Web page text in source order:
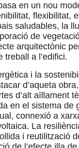
en un nou
flexibilitat,
saludables, la
de
arquitectònic
treball a l’edifici.
i la
d’aqueta
d’alt aïllament
en el sistema de
connexió a
La
i reutilització